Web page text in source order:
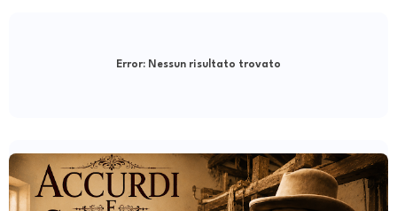
Error: Nessun risultato trovato